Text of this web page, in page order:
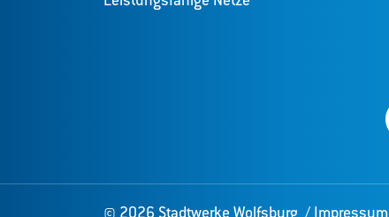
© 2026 Stadtwerke Wolfsburg / Impressum